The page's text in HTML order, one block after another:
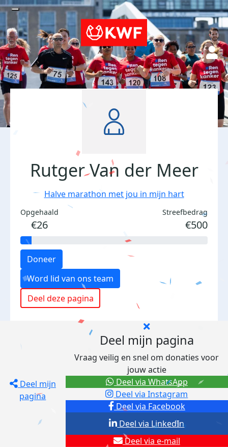
Rutger Van der Meer
Halve marathon met jou in mijn hart
Opgehaald
€26
Streefbedrag
€500
Doneer
Word lid van ons team
Deel deze pagina
Deel mijn
pagina
Deel mijn pagina
Vraag veilig en snel om donaties voor
jouw actie
Deel via Facebook
Deel via Instagram
Deel via e-mail
Deel via LinkedIn
Deel via WhatsApp